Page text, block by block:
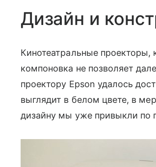
Дизайн и
Кинотеатральные проекторы,
компоновка не позволяет
проектору Epson удалось
выглядит в белом цвете, в
дизайну мы уже привыкли